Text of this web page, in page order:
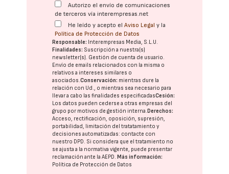
Autorizo el envío de comunicaciones
de terceros vía interempresas.net
He leído y acepto elAviso Legal y la
Política de Protección de Datos
Responsable: Interempresas Media, S.L.U.
Finalidades: Suscripción a nuestra(s)
newsletter(s). Gestión de cuenta de usuario.
Envío de emails relacionados con la misma o
relativos a intereses similares o
asociados.Conservación: mientras dure la
relación con Ud., o mientras sea necesario para
llevar a cabo las finalidades especificadasCesión:
Los datos pueden cederse a otras empresas del
grupo por motivos de gestión interna. Derechos:
Acceso, rectificación, oposición, supresión,
portabilidad, limitación del tratatamiento y
decisiones automatizadas: contacte con
nuestro DPD. Si considera que el tratamiento no
se ajusta a la normativa vigente, puede presentar
reclamación ante laAEPD. Más información:
Política de Protección de Datos